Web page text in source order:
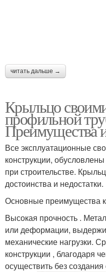
читать дальше →
Крыльцо
профильной
Преимущества
Все эксплуатационные
конструкции,
при строительстве.
достоинства и недостатки.
Основные преимущества
Высокая прочность .
или деформации,
механические нагрузки.
конструкции , благодаря
осуществить без